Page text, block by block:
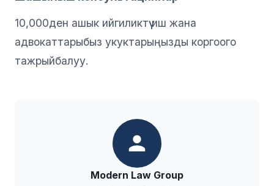
10,000ден ашык ийгиликтүү иш жана
адвокаттарыбыз укуктарыңызды коргоого
тажрыйбалуу.
Modern Law Group